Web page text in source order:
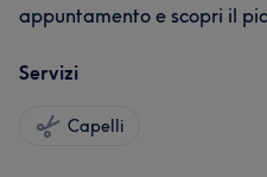
appuntamento e scopri il
Servizi
Capelli